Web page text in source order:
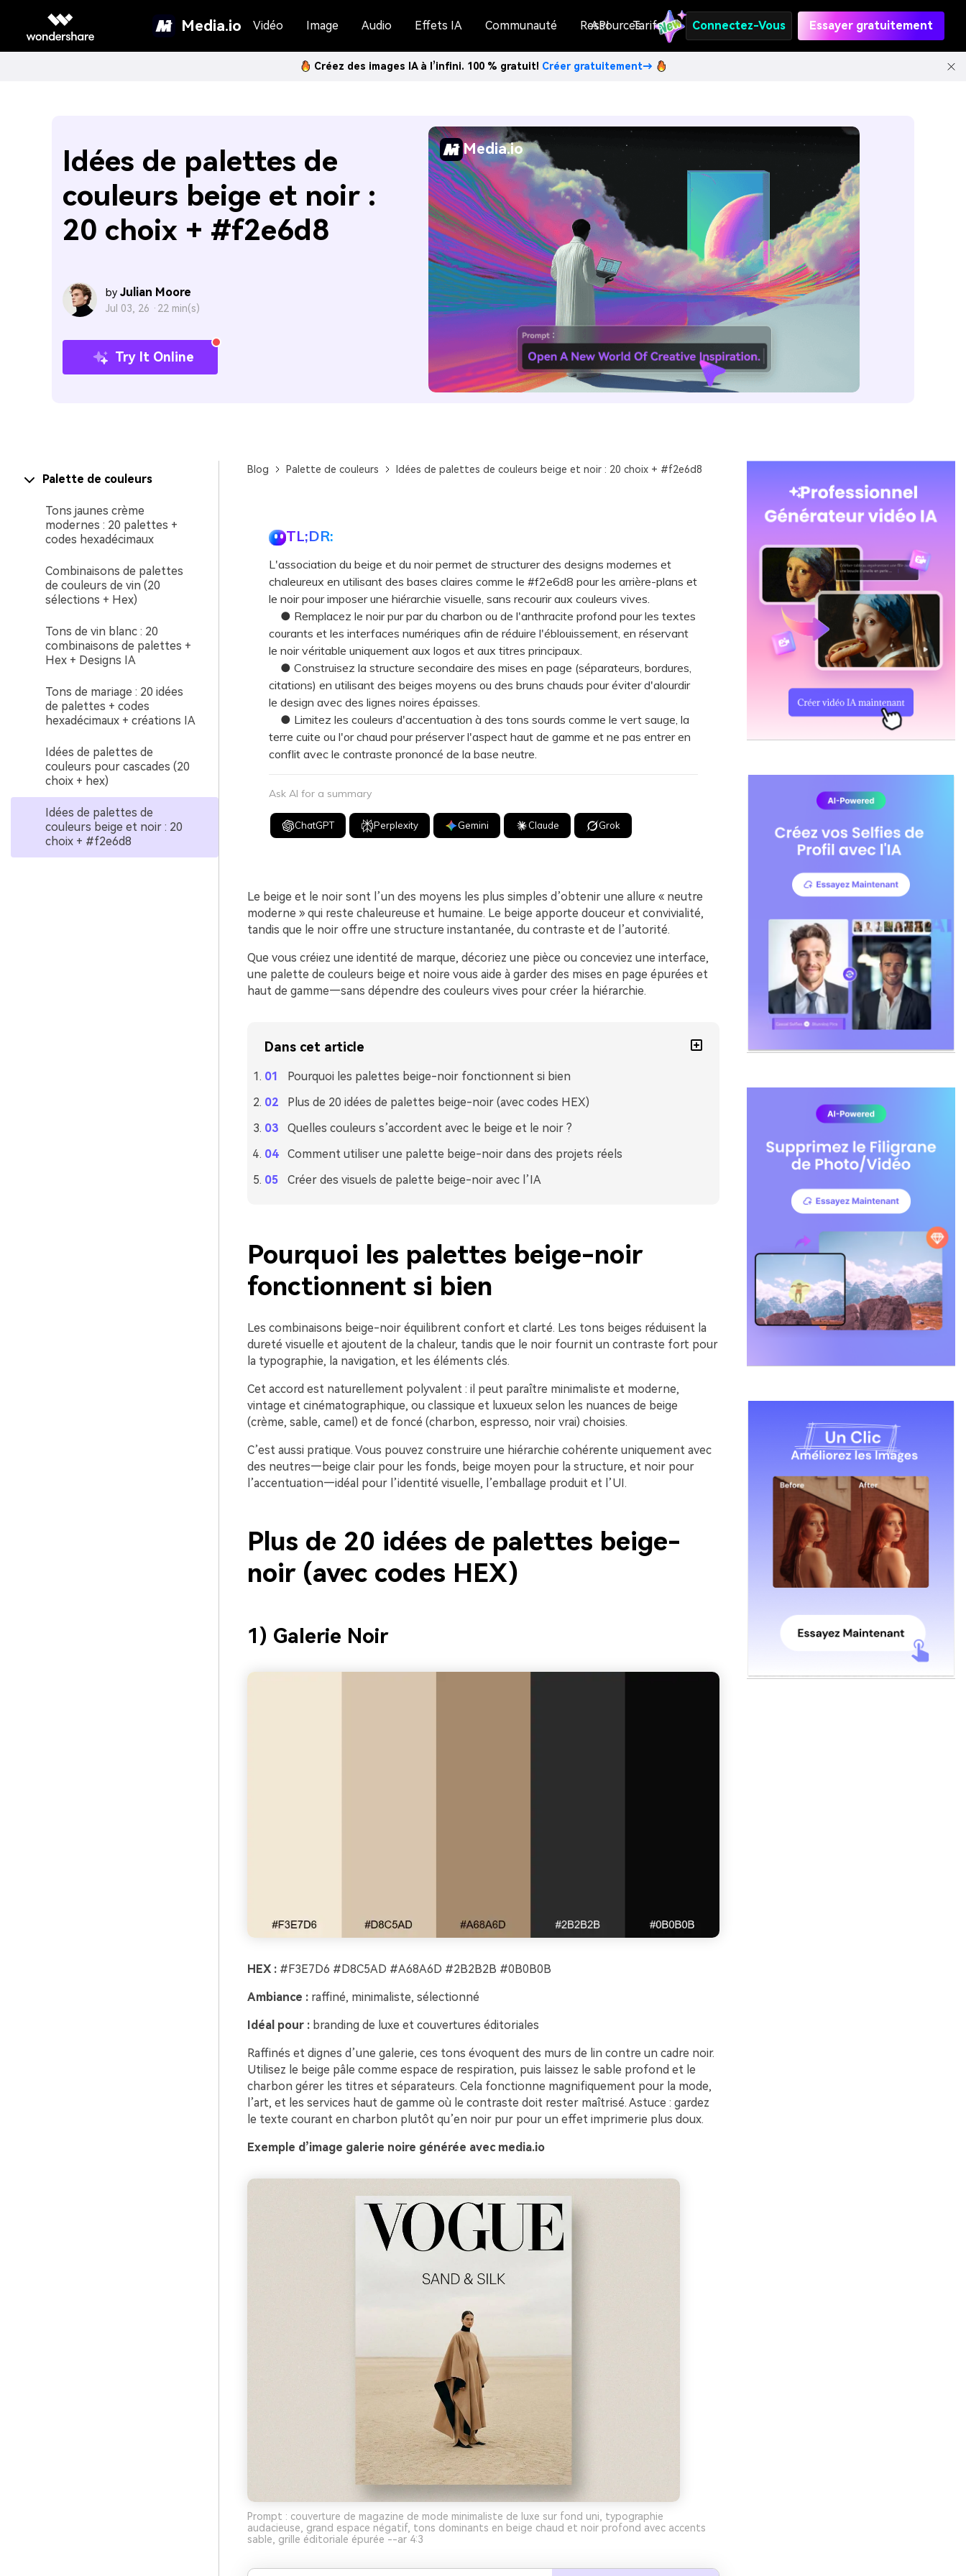
Media.io Vidéo Image Audio Effets IA Communauté Ressources
API Tarifs Connectez-Vous Essayer gratuitement
Créez des images IA à l’infini. 100 % gratuit! Créer gratuitement→
Idées de palettes de
couleurs beige et noir :
20 choix + #f2e6d8
by Julian Moore
Jul 03, 26 · 22 min(s)
Try It Online
Media.io
Palette de couleurs
Tons jaunes crème
modernes : 20 palettes +
codes hexadécimaux
Combinaisons de palettes
de couleurs de vin (20
sélections + Hex)
Tons de vin blanc : 20
combinaisons de palettes +
Hex + Designs IA
Tons de mariage : 20 idées
de palettes + codes
hexadécimaux + créations IA
Idées de palettes de
couleurs pour cascades (20
choix + hex)
Idées de palettes de
couleurs beige et noir : 20
choix + #f2e6d8
Blog Palette de couleurs Idées de palettes de couleurs beige et noir : 20 choix + #f2e6d8
TL;DR:
L'association du beige et du noir permet de structurer des designs modernes et
chaleureux en utilisant des bases claires comme le #f2e6d8 pour les arrière-plans et
le noir pour imposer une hiérarchie visuelle, sans recourir aux couleurs vives.
● Remplacez le noir pur par du charbon ou de l'anthracite profond pour les textes
courants et les interfaces numériques afin de réduire l'éblouissement, en réservant
le noir véritable uniquement aux logos et aux titres principaux.
● Construisez la structure secondaire des mises en page (séparateurs, bordures,
citations) en utilisant des beiges moyens ou des bruns chauds pour éviter d'alourdir
le design avec des lignes noires épaisses.
● Limitez les couleurs d'accentuation à des tons sourds comme le vert sauge, la
terre cuite ou l'or chaud pour préserver l'aspect haut de gamme et ne pas entrer en
conflit avec le contraste prononcé de la base neutre.
Ask AI for a summary
ChatGPT Perplexity Gemini Claude Grok
Le beige et le noir sont l’un des moyens les plus simples d’obtenir une allure « neutre
moderne » qui reste chaleureuse et humaine. Le beige apporte douceur et convivialité,
tandis que le noir offre une structure instantanée, du contraste et de l’autorité.
Que vous créiez une identité de marque, décoriez une pièce ou conceviez une interface,
une palette de couleurs beige et noire vous aide à garder des mises en page épurées et
haut de gamme—sans dépendre des couleurs vives pour créer la hiérarchie.
Dans cet article
Pourquoi les palettes beige-noir fonctionnent si bien
Plus de 20 idées de palettes beige-noir (avec codes HEX)
Quelles couleurs s’accordent avec le beige et le noir ?
Comment utiliser une palette beige-noir dans des projets réels
Créer des visuels de palette beige-noir avec l’IA
Pourquoi les palettes beige-noir
fonctionnent si bien
Les combinaisons beige-noir équilibrent confort et clarté. Les tons beiges réduisent la
dureté visuelle et ajoutent de la chaleur, tandis que le noir fournit un contraste fort pour
la typographie, la navigation, et les éléments clés.
Cet accord est naturellement polyvalent : il peut paraître minimaliste et moderne,
vintage et cinématographique, ou classique et luxueux selon les nuances de beige
(crème, sable, camel) et de foncé (charbon, espresso, noir vrai) choisies.
C’est aussi pratique. Vous pouvez construire une hiérarchie cohérente uniquement avec
des neutres—beige clair pour les fonds, beige moyen pour la structure, et noir pour
l’accentuation—idéal pour l’identité visuelle, l’emballage produit et l’UI.
Plus de 20 idées de palettes beige-
noir (avec codes HEX)
1) Galerie Noir
HEX :#F3E7D6 #D8C5AD #A68A6D #2B2B2B #0B0B0B
Ambiance :raffiné, minimaliste, sélectionné
Idéal pour :branding de luxe et couvertures éditoriales
Raffinés et dignes d’une galerie, ces tons évoquent des murs de lin contre un cadre noir.
Utilisez le beige pâle comme espace de respiration, puis laissez le sable profond et le
charbon gérer les titres et séparateurs. Cela fonctionne magnifiquement pour la mode,
l’art, et les services haut de gamme où le contraste doit rester maîtrisé. Astuce : gardez
le texte courant en charbon plutôt qu’en noir pur pour un effet imprimerie plus doux.
Exemple d’image galerie noire générée avec media.io
Prompt : couverture de magazine de mode minimaliste de luxe sur fond uni, typographie
audacieuse, grand espace négatif, tons dominants en beige chaud et noir profond avec accents
sable, grille éditoriale épurée --ar 4:3